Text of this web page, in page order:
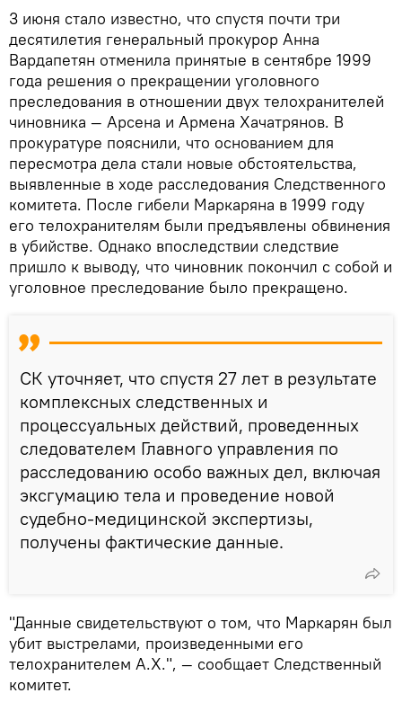
3 июня стало известно, что спустя почти три
десятилетия генеральный прокурор Анна
Вардапетян отменила принятые в сентябре 1999
года решения о прекращении уголовного
преследования в отношении двух телохранителей
чиновника — Арсена и Армена Хачатрянов. В
прокуратуре пояснили, что основанием для
пересмотра дела стали новые обстоятельства,
выявленные в ходе расследования Следственного
комитета. После гибели Маркаряна в 1999 году
его телохранителям были предъявлены обвинения
в убийстве. Однако впоследствии следствие
пришло к выводу, что чиновник покончил с собой и
уголовное преследование было прекращено.
СК уточняет, что спустя 27 лет в результате
комплексных следственных и
процессуальных действий, проведенных
следователем Главного управления по
расследованию особо важных дел, включая
эксгумацию тела и проведение новой
судебно-медицинской экспертизы,
получены фактические данные.
"Данные свидетельствуют о том, что Маркарян был
убит выстрелами, произведенными его
телохранителем А.Х.", — сообщает Следственный
комитет.